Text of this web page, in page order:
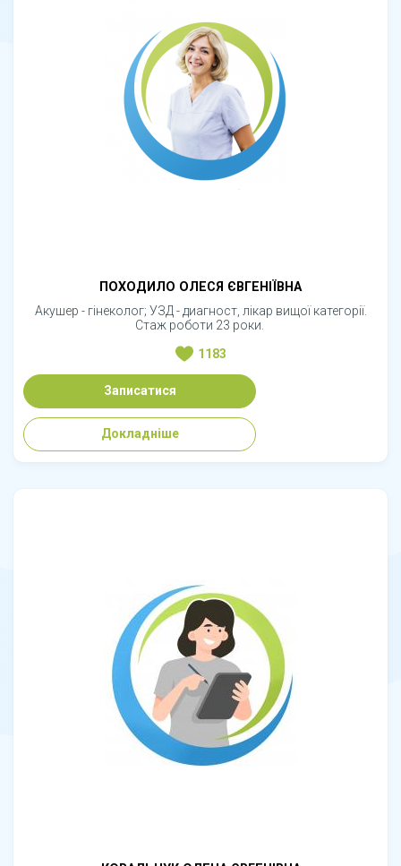
ПОХОДИЛО ОЛЕСЯ ЄВГЕНІЇВНА
Акушер - гінеколог; УЗД - диагност, лікар вищої категорії.
Стаж роботи 23 роки.
1183
Записатися
Докладніше